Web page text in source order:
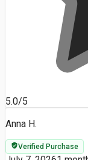
5.0/5
Anna H.
Verified Purchase